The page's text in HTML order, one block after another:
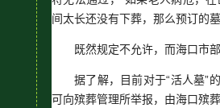
间太长还没有下葬，那么预订的
既然规定不允许，而海口市
据了解，目前对于“活人墓”
可向殡葬管理所举报，由海口殡